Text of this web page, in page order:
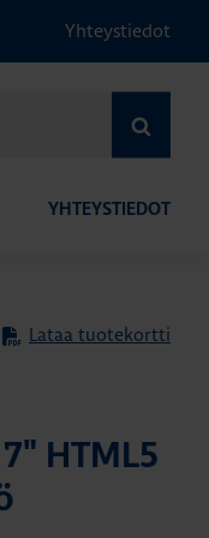
Yhteystiedot
YHTEYSTIEDOT
Lataa tuotekortti
HTML5